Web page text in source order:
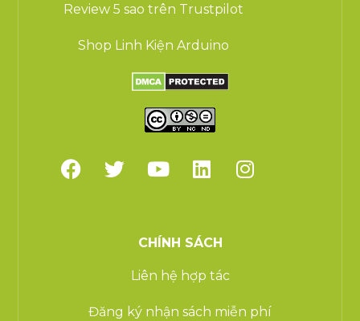
Review 5 sao trên Trustpilot
Shop Linh Kiện Arduino
CHÍNH SÁCH
Liên hệ hợp tác
Đăng ký nhận sách miễn phí